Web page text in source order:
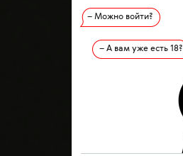
– Можно войти?
– А вам уже есть 18?